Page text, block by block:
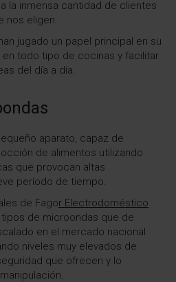
la inmensa cantidad de clientes
nos eligen.
jugado un papel principal en su
en todo tipo de cocinas y facilitar
del día a día.
aparato, capaz de
de alimentos utilizando
que provocan altas
período de tiempo.
de Fagor Electrodoméstico
de microondas que de
en el mercado nacional
niveles muy elevados de
que ofrecen y lo